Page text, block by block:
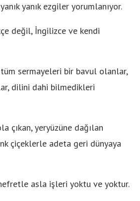
yanık ezgiler yorumlanıyor.
değil, İngilizce ve kendi
tüm sermayeleri bir bavul olanlar,
dilini dahi bilmedikleri
çıkan, yeryüzüne dağılan
çiçeklerle adeta geri dünyaya
asla işleri yoktu ve yoktur.